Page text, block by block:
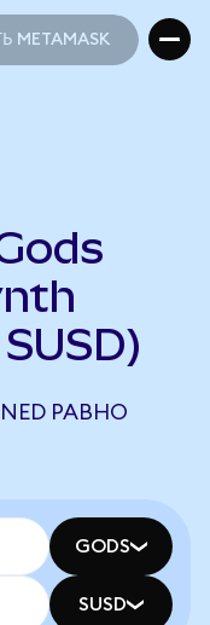
METAMASK
РАВНО
GODS
SUSD